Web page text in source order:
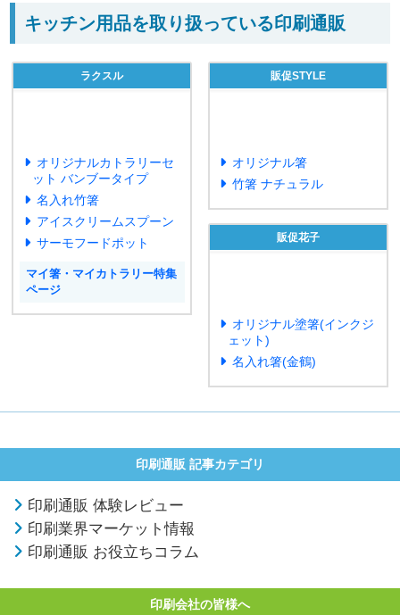
キッチン用品を取り扱っている印刷通販
ラクスル
オリジナルカトラリーセ
ット バンブータイプ
名入れ竹箸
アイスクリームスプーン
サーモフードポット
マイ箸・マイカトラリー特集
ページ
販促STYLE
オリジナル箸
竹箸 ナチュラル
販促花子
オリジナル塗箸(インクジ
ェット)
名入れ箸(金鶴)
印刷通販 記事カテゴリ
印刷通販 体験レビュー
印刷業界マーケット情報
印刷通販 お役立ちコラム
印刷会社の皆様へ